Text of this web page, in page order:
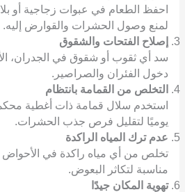
احفظ الطعام في عبوات زجاجية أو
لمنع وصول الحشرات والقوارض إليه.
إصلاح الفتحات والشقوق
سد أي ثقوب أو شقوق في الجدران،
دخول الفئران والصراصير.
التخلص من القمامة بانتظام
استخدم سلال قمامة ذات أغطية
يوميًا لتقليل فرص جذب الحشرات.
عدم ترك المياه الراكدة
تخلص من أي مياه راكدة في الأحواض أو
مناسبة لتكاثر البعوض.
تهوية المكان جيدًا